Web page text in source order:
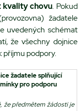
kvality chovu. Pokud
žadatele
uvedených schémat
že všechny dojnice
příjmu podpory.
žadatele splňující
pro podporu
že předmětem žádosti je